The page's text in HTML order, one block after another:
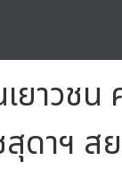
าวชน
ดาฯ